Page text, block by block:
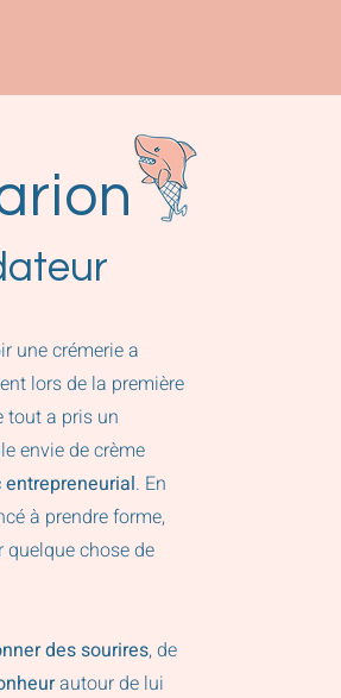
une crémerie a
lors de la première
a pris un
envie de crème
. En
à prendre forme,
quelque chose de
des sourires, de
autour de lui